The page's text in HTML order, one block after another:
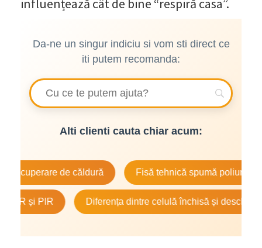
influențează cât de bine “respiră casa”.
Da-ne un singur indiciu si vom sti direct ce
iti putem recomanda:
Alti clienti cauta chiar acum:
de căldură Fisă tehnică spumă poliuretanică
și PIR Diferența dintre celulă închisă și deschisă